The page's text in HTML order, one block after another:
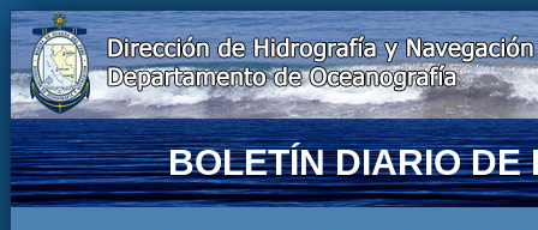
BOLETÍN DIARIO DE